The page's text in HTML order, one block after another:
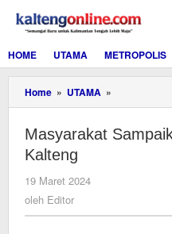
konten
HOME
UTAMA METROPOLIS
Home » UTAMA »
Sampaikan
ke
Masyarakat
Kalteng
19 Maret 2024
oleh Editor